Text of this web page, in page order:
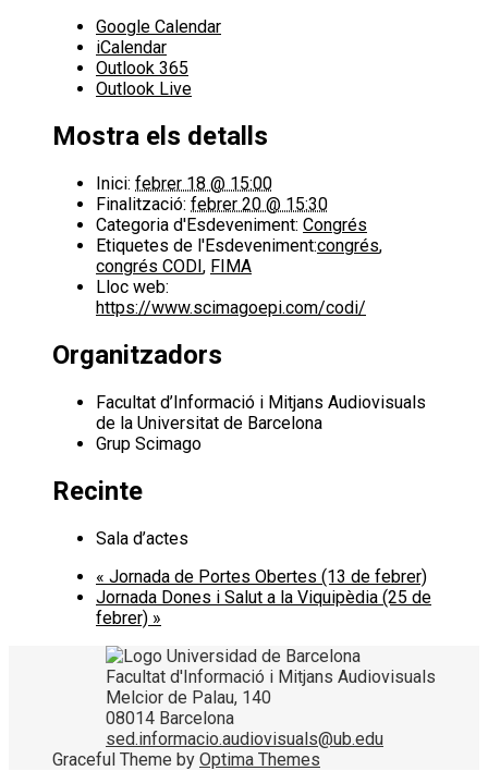
Google Calendar
iCalendar
Outlook 365
Outlook Live
Mostra els detalls
Inici: febrer 18 @ 15:00
Finalització: febrer 20 @ 15:30
Categoria d'Esdeveniment: Congrés
Etiquetes de l'Esdeveniment:congrés,
congrés CODI , FIMA
Lloc web:
https://www.scimagoepi.com/codi/
Organitzadors
Facultat d’Informació i Mitjans Audiovisuals
de la Universitat de Barcelona
Grup Scimago
Recinte
Sala d’actes
« Jornada de Portes Obertes (13 de febrer)
Jornada Dones i Salut a la Viquipèdia (25 de
febrer) »
Facultat d'Informació i Mitjans Audiovisuals
Melcior de Palau, 140
08014 Barcelona
sed.informacio.audiovisuals@ub.edu
Graceful Theme by Optima Themes